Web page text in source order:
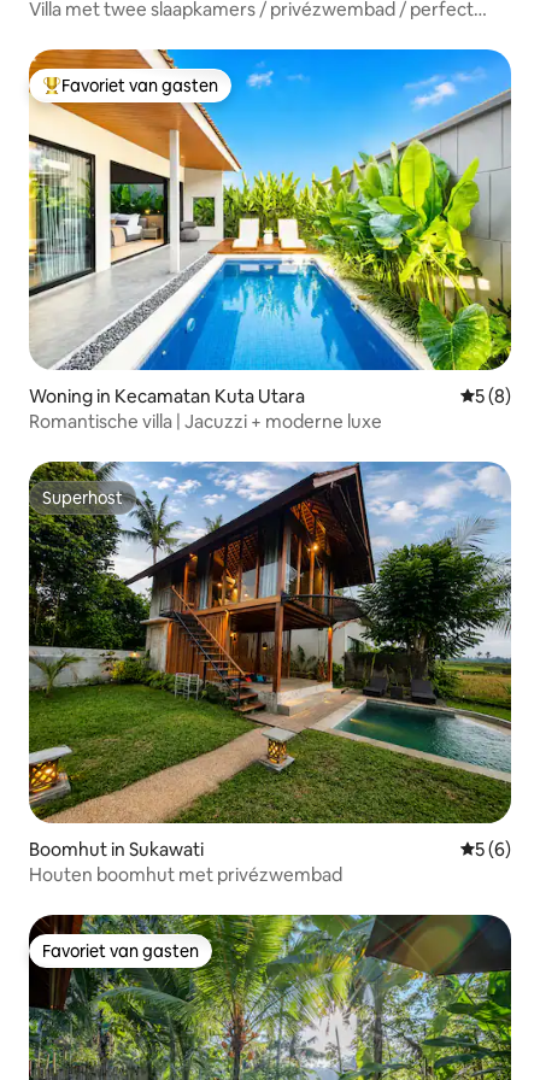
Villa met twee slaapkamers / privézwembad / perfect
Topfavoriet van gasten
Favoriet van gasten
Woning in Kecamatan Kuta Utara
5 (8)
Romantische villa | Jacuzzi + moderne luxe
Superhost
Superhost
Boomhut in Sukawati
5 (6)
Houten boomhut met privézwembad
Favoriet van gasten
Favoriet van gasten